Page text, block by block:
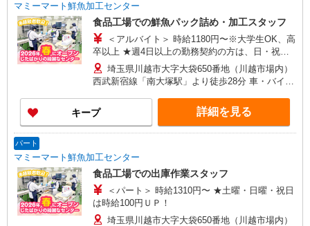
マミーマート鮮魚加工センター
食品工場での鮮魚パック詰め・加工スタッフ
＜アルバイト＞ 時給1180円〜※大学生OK、高
卒以上 ★週4日以上の勤務契約の方は、日・祝日
は時給100円ＵＰ！
埼玉県川越市大字大袋650番地（川越市場内）
西武新宿線「南大塚駅」より徒歩28分 車・バイ
キープ 詳細を見る
パート
マミーマート鮮魚加工センター
食品工場での出庫作業スタッフ
＜パート＞ 時給1310円〜 ★土曜・日曜・祝日
は時給100円ＵＰ！
埼玉県川越市大字大袋650番地（川越市場内）